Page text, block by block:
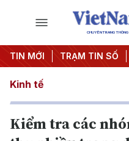
CHUYÊN TRANG
TIN MỚI TRẠM TIN SỐ
#Căng thẳng Trung Đông
Kinh tế
Kiểm tra các